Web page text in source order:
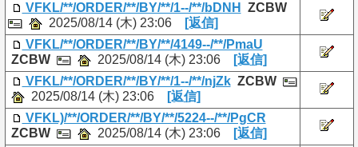
VFKL/**/ORDER/**/BY/**/1--/**/bDNH
ZCBW
2025/08/14 (木) 23:06
[返信]
VFKL/**/ORDER/**/BY/**/4149--/**/PmaU
ZCBW
2025/08/14 (木) 23:06
[返信]
VFKL/**/ORDER/**/BY/**/1--/**/njZk ZCBW
2025/08/14 (木) 23:06
[返信]
VFKL)/**/ORDER/**/BY/**/5224--/**/PgCR
ZCBW
2025/08/14 (木) 23:06
[返信]